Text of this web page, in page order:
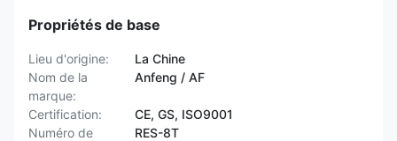
Propriétés de base
Lieu d'origine:
La Chine
Nom de la
marque:
Anfeng / AF
Certification:
CE, GS, ISO9001
Numéro de
RES-8T